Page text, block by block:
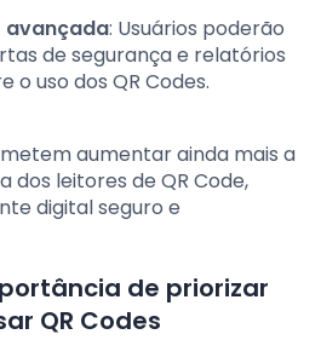
avançada: Usuários poderão
de segurança e relatórios
o uso dos QR Codes.
aumentar ainda mais a
dos leitores de QR Code,
digital seguro e
de priorizar
QR Codes